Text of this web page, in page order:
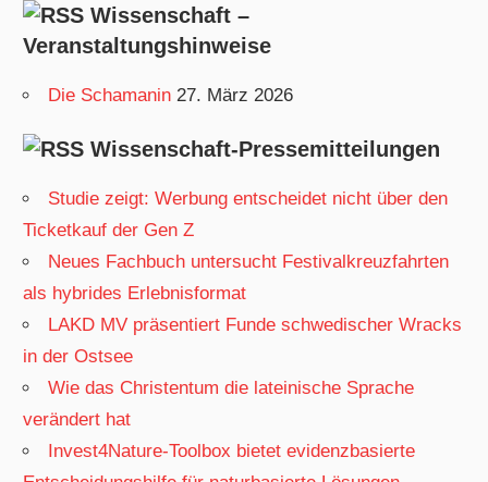
Wissenschaft –
Veranstaltungshinweise
Die Schamanin 27. März 2026
Wissenschaft-Pressemitteilungen
Studie zeigt: Werbung entscheidet nicht über den
Ticketkauf der Gen Z
Neues Fachbuch untersucht Festivalkreuzfahrten
als hybrides Erlebnisformat
LAKD MV präsentiert Funde schwedischer Wracks
in der Ostsee
Wie das Christentum die lateinische Sprache
verändert hat
Invest4Nature-Toolbox bietet evidenzbasierte